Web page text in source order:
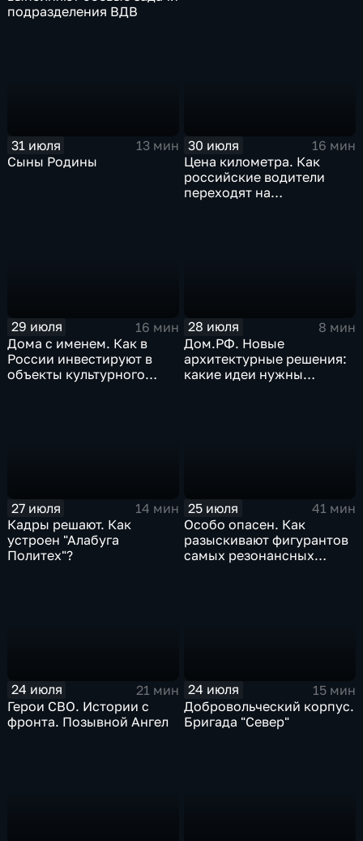
подразделения ВДВ
31 июля
13 мин
Сыны Родины
30 июля
16 мин
Цена километра. Как
российские водители
переходят на
29 июля
16 мин
Дома с именем. Как в
России инвестируют в
объекты культурного
28 июля
8 мин
Дом.РФ. Новые
архитектурные решения:
какие идеи нужны
27 июля
14 мин
Кадры решают. Как
устроен "Алабуга
Политех"?
25 июля
41 мин
Особо опасен. Как
разыскивают фигурантов
самых резонансных
24 июля
21 мин
Герои СВО. Истории с
фронта. Позывной Ангел
24 июля
15 мин
Добровольческий корпус.
Бригада "Север"